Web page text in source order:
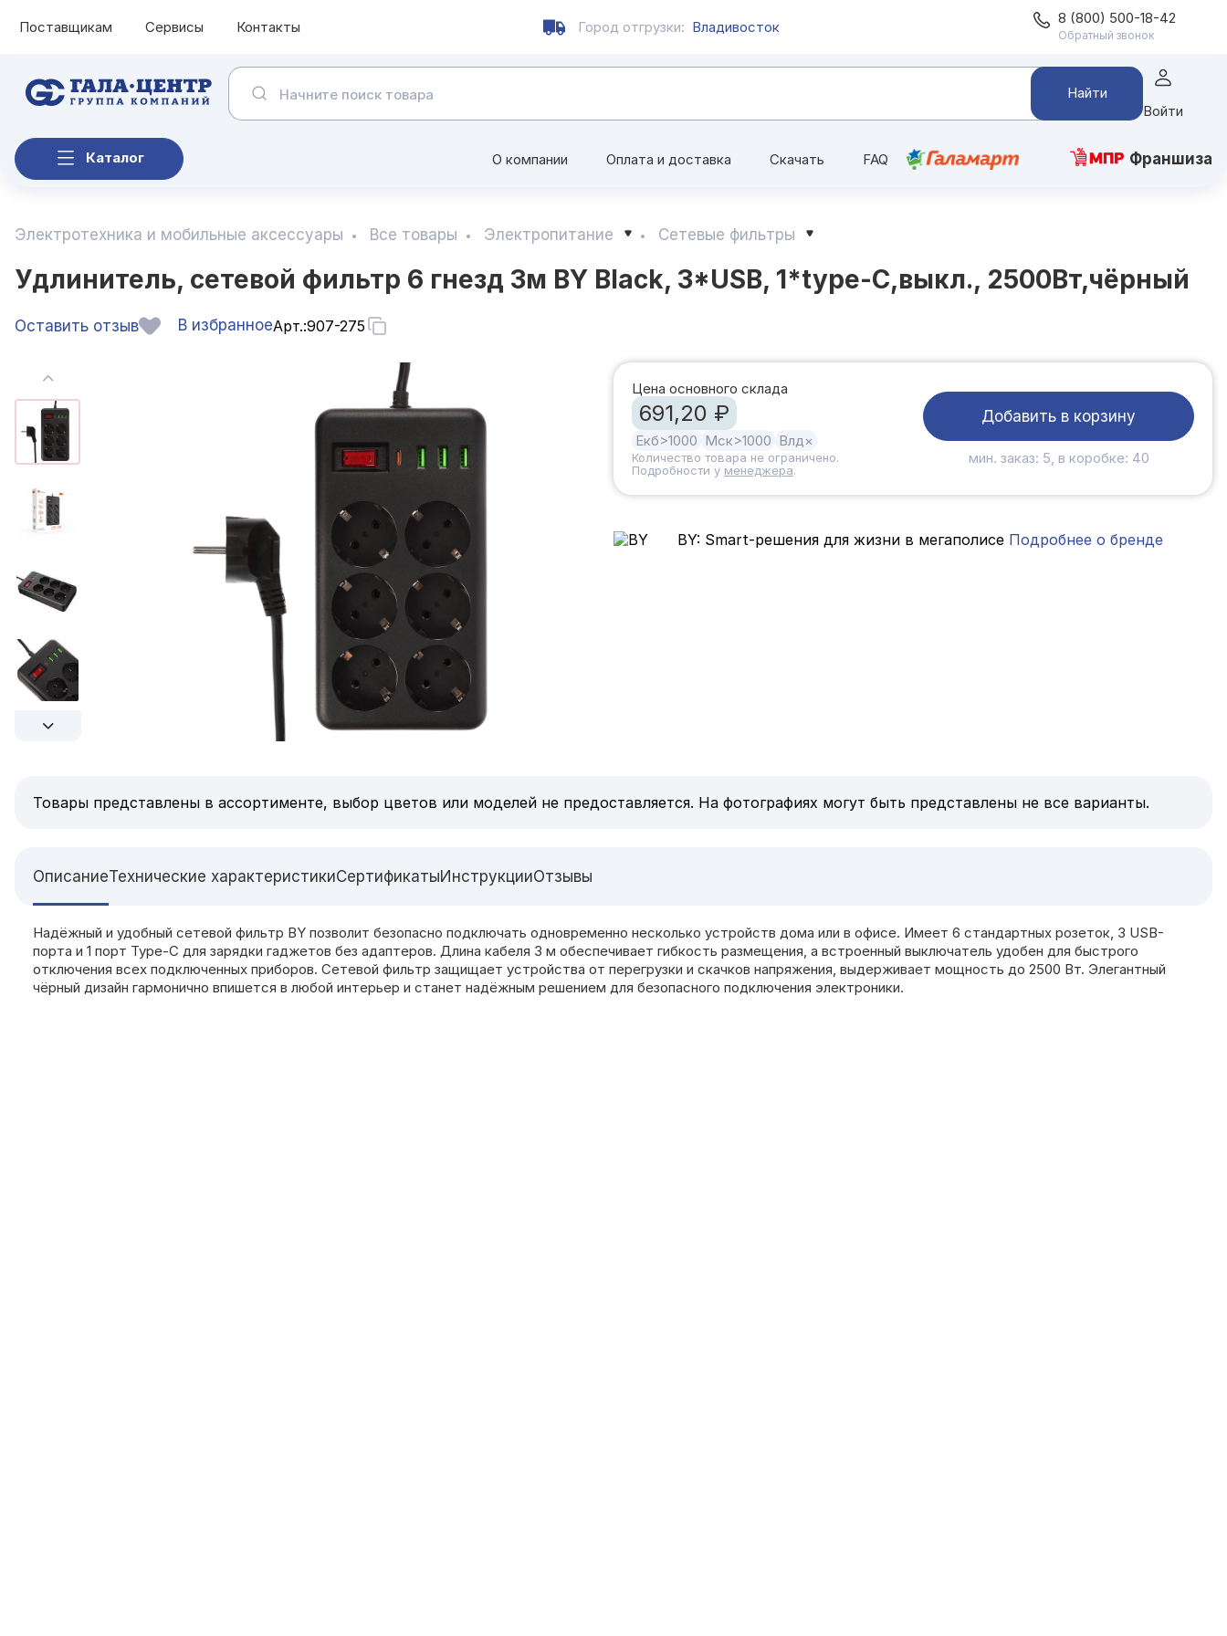
Поставщикам Сервисы Контакты Город отгрузки: Владивосток 8 (800) 500-18-42
Обратный звонок
Найти
Войти
Каталог О компании Оплата и доставка Скачать FAQ Франшиза
Электротехника и мобильные аксессуары Все товары Электропитание Сетевые фильтры
Удлинитель, сетевой фильтр 6 гнезд 3м BY Black, 3*USB, 1*type-C,выкл., 2500Вт,чёрный
Оставить отзыв В избранноеАрт.:907-275
Цена основного склада
691,20 ₽
Екб>1000 Мск>1000 Влд×
Количество товара не ограничено.
Подробности у менеджера.
Добавить в корзину
мин. заказ: 5, в коробке: 40
BY: Smart-решения для жизни в мегаполисе Подробнее о бренде
Товары представлены в ассортименте, выбор цветов или моделей не предоставляется. На фотографиях могут быть представлены не все варианты.
ОписаниеТехнические характеристикиСертификатыИнструкцииОтзывы
Надёжный и удобный сетевой фильтр BY позволит безопасно подключать одновременно несколько устройств дома или в офисе. Имеет 6 стандартных розеток, 3 USB-
порта и 1 порт Type-C для зарядки гаджетов без адаптеров. Длина кабеля 3 м обеспечивает гибкость размещения, а встроенный выключатель удобен для быстрого
отключения всех подключенных приборов. Сетевой фильтр защищает устройства от перегрузки и скачков напряжения, выдерживает мощность до 2500 Вт. Элегантный
чёрный дизайн гармонично впишется в любой интерьер и станет надёжным решением для безопасного подключения электроники.